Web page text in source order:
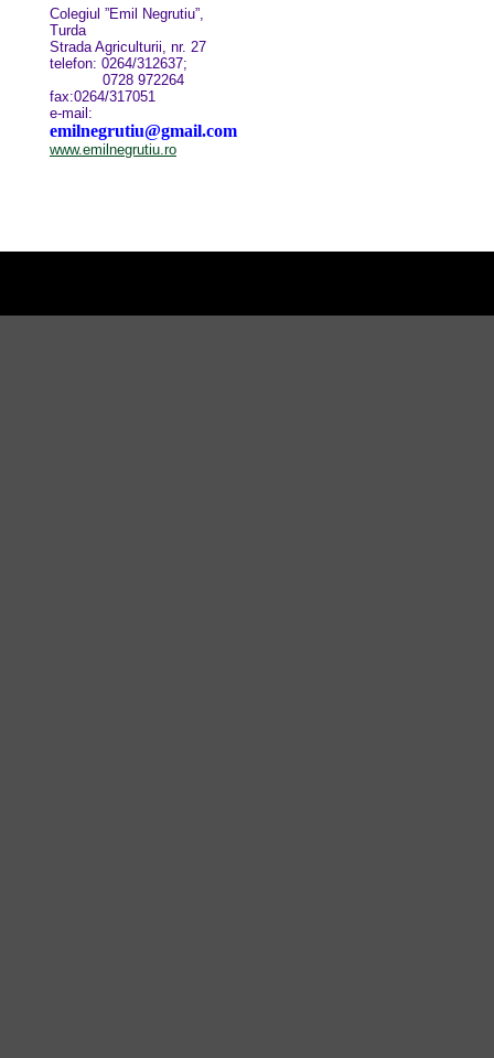
Colegiul ”Emil Negrutiu”,
Turda
Strada Agriculturii, nr. 27
telefon: 0264/312637;
0728 972264
fax:0264/317051
e-mail:
emilnegrutiu@gmail.com
www.emilnegrutiu.ro